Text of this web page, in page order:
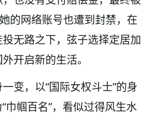
的网络账号也遭到封禁，在
无路之下，弦子选择定居加
开启新的生活。
变，以“国际女权斗士”的身
巾帼百名”，看似过得风生水